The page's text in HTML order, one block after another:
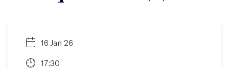
16 Jan 26
17:30